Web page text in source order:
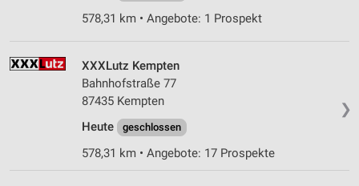
578,31 km • Angebote: 1 Prospekt
❯
XXXLutz Kempten
Bahnhofstraße 77
87435 Kempten
Heute
geschlossen
578,31 km • Angebote: 17 Prospekte